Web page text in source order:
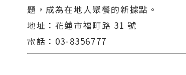
題，成為在地人聚餐的新據點。
地址：花蓮市福町路 31 號
電話：03-8356777